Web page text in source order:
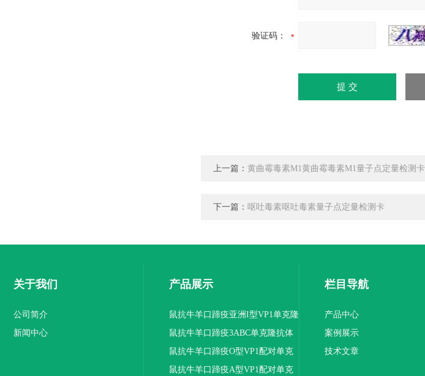
验证码：
上一篇： 黄曲霉毒素M1黄曲霉毒素M1量子点定量检测卡
下一篇： 呕吐毒素呕吐毒素量子点定量检测卡
关于我们
公司简介
新闻中心
产品展示
鼠抗牛羊口蹄疫亚洲I型VP1单克隆
抗体
鼠抗牛羊口蹄疫3ABC单克隆抗体
鼠抗牛羊口蹄疫O型VP1配对单克
隆抗体
鼠抗牛羊口蹄疫A型VP1配对单克
栏目导航
产品中心
案例展示
技术文章